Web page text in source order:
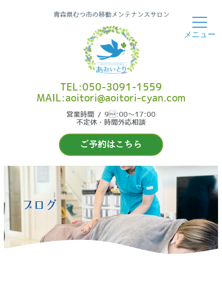
青森県むつ市の移動メンテナンスサロン
ご予約はこちら
TEL:050-3091-1559
MAIL:aoitori@aoitori-cyan.com
営業時間 / 9:00〜17:00
不定休・時間外応相談
ブログ